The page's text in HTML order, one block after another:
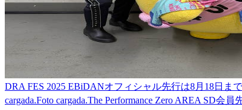
DRA FES 2025 EBiDANオフィシャル先行は8月18日ま
cargada.Foto cargada.The Performance Zero AREA SD会